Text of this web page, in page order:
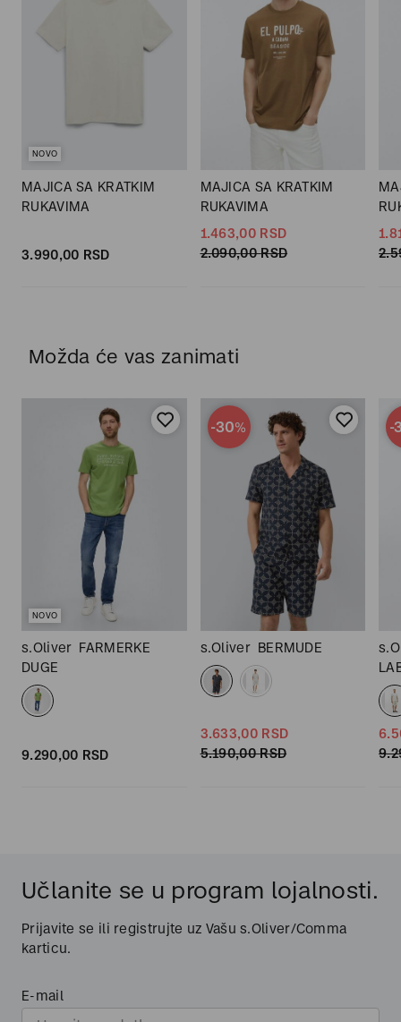
NOVO
MAJICA SA KRATKIM
RUKAVIMA
3.990,00 RSD
MAJICA SA KRATKIM
RUKAVIMA
1.463,00 RSD
2.090,00 RSD
Možda će vas zanimati
NOVO
s.Oliver FARMERKE
DUGE
9.290,00 RSD
-30%
s.Oliver BERMUDE
3.633,00 RSD
5.190,00 RSD
-
Učlanite se u program lojalnosti.
Prijavite se ili registrujte uz Vašu s.Oliver/Comma
karticu.
E-mail